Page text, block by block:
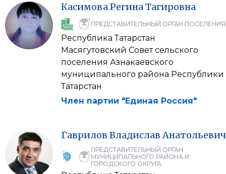
КасимоваРегинаТагировна
ПРЕДСТАВИТЕЛЬНЫЙ ОРГАН ПОСЕЛЕНИЯ
Республика Татарстан
Масягутовский Совет сельского
поселения Азнакаевского
муниципального района Республики
Татарстан
Член партии "Единая Россия"
Гаврилов Владислав Анатольевич
ПРЕДСТАВИТЕЛЬНЫЙ ОРГАН
МУНИЦИПАЛЬНОГО РАЙОНА И
ГОРОДСКОГО ОКРУГА